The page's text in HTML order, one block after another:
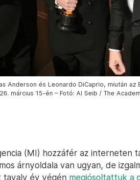
Anderson és Leonardo DiCaprio, miután az
március 15-én – Fotó: Al Seib / The
(MI) hozzáfér az interneten
árnyoldala van ugyan, de
tavaly év végén megjósoltattuk a